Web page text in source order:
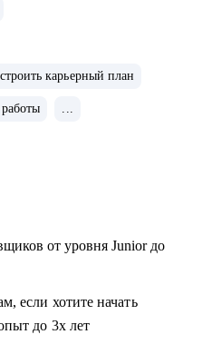
процессов и команды,
процесс разработки
средства мониторинга
года
на различные позиции
карьерный план
...
от уровня Junior до
если хотите начать
до 3х лет